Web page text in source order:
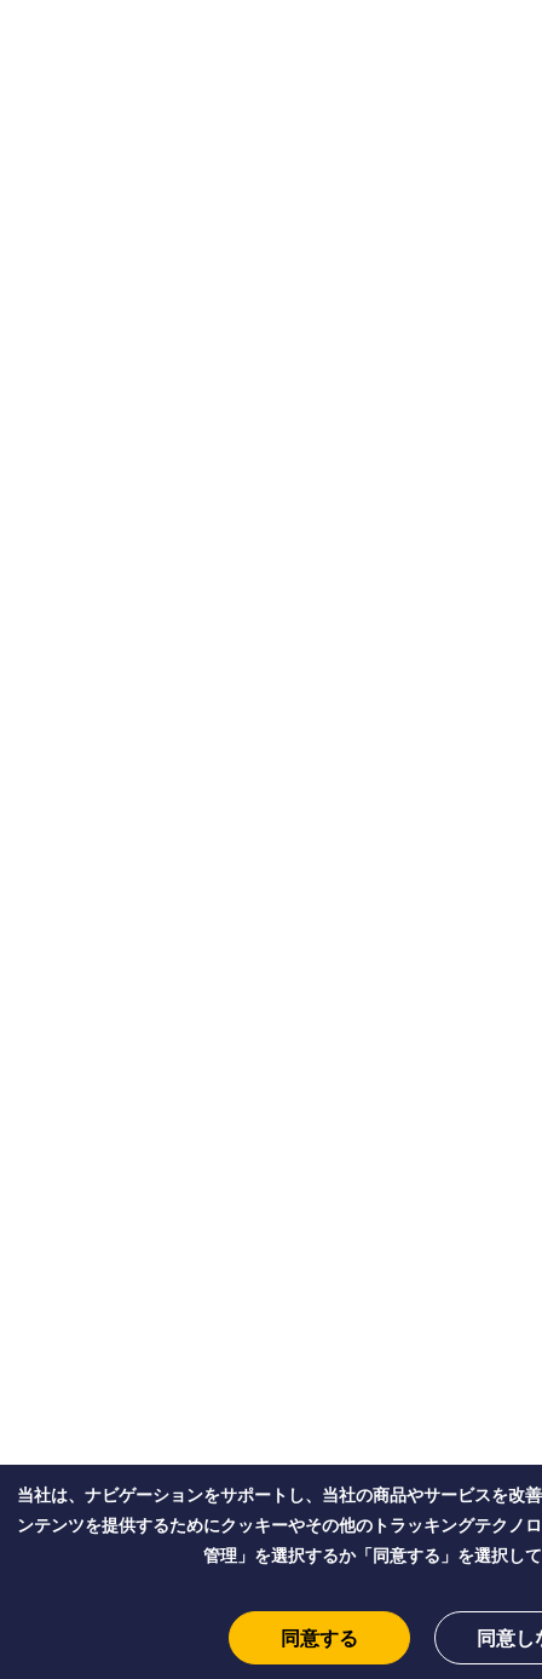
当社は、ナビゲーションをサポートし、当社の商品やサービスを改
ンテンツを提供するためにクッキーやその他のトラッキングテクノ
管理」を選択するか「同意する」を選択し
同意する 同意し